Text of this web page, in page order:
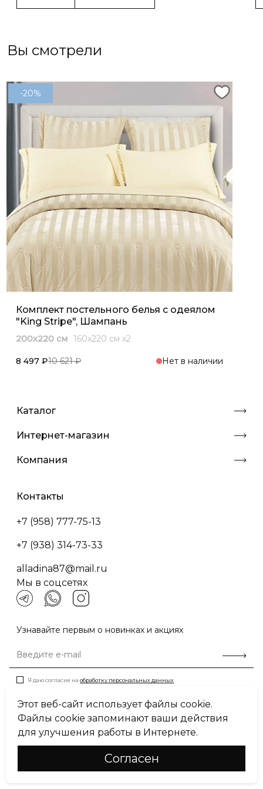
Вы смотрели
-20%
Комплект постельного белья с одеялом
"King Stripe", Шампань
200x220 см 160x220 см х2
8 497 ₽10 621 ₽ Нет в наличии
Каталог
Интернет-магазин
Компания
Контакты
+7 (958) 777-75-13
+7 (938) 314-73-33
alladina87@mail.ru
Мы в соцсетях
Узнавайте первым о новинках и акциях
Я даю согласие на обработку персональных данных
Пользовательское соглашение
Политика конфиденциальности
Этот веб-сайт использует файлы cookie.
Файлы cookie запоминают ваши действия
для улучшения работы в Интернете.
Cогласен